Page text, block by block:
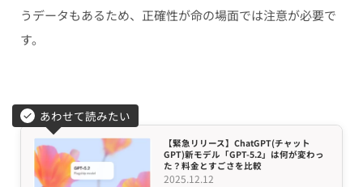
うデータもあるため、正確性が命の場面では注意が必要で
す。
あわせて読みたい
【緊急リリース】ChatGPT(チャット
GPT)新モデル「GPT-5.2」は何が変わっ
た？料金とすごさを比較
2025.12.12